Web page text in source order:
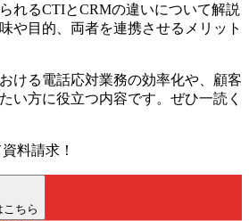
れるCTIとCRMの違いについて解説
や目的、両者を連携させるメリット
ける電話応対業務の効率化や、顧客
い方に役立つ内容です。ぜひ一読く
料請求！
ちら